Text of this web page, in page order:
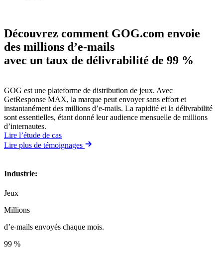
Découvrez comment GOG.com envoie
des millions d’e-mails
avec un taux de délivrabilité de 99 %
GOG est une plateforme de distribution de jeux. Avec
GetResponse MAX, la marque peut envoyer sans effort et
instantanément des millions d’e-mails. La rapidité et la délivrabilité
sont essentielles, étant donné leur audience mensuelle de millions
d’internautes.
Lire l’étude de cas
Lire plus de témoignages
Industrie:
Jeux
Millions
d’e-mails envoyés chaque mois.
99 %